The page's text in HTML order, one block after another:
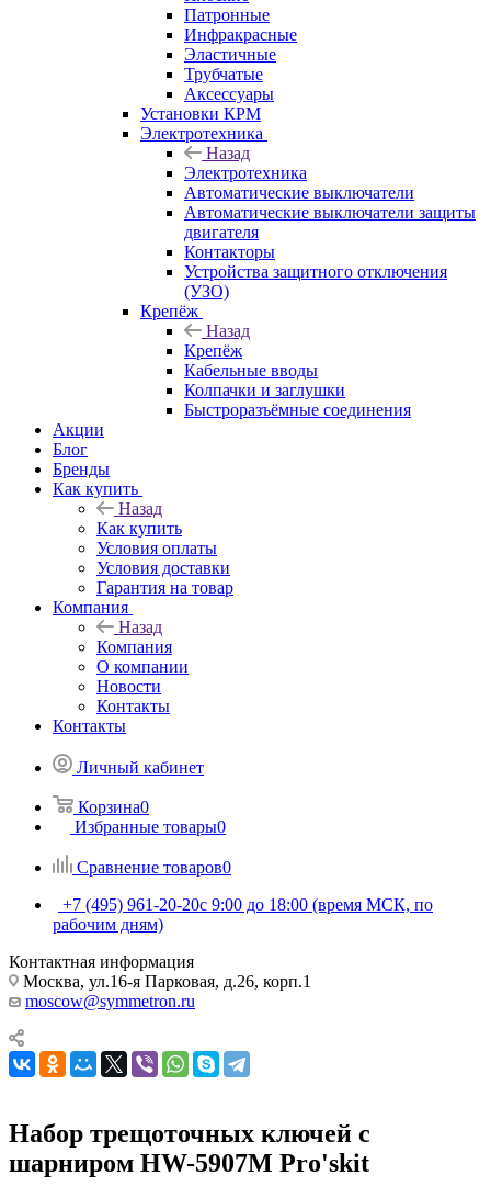
Патронные
Инфракрасные
Эластичные
Трубчатые
Аксессуары
Установки КРМ
Электротехника
Назад
Электротехника
Автоматические выключатели
Автоматические выключатели защиты
двигателя
Контакторы
Устройства защитного отключения
(УЗО)
Крепёж
Назад
Крепёж
Кабельные вводы
Колпачки и заглушки
Быстроразъёмные соединения
Акции
Блог
Бренды
Как купить
Назад
Как купить
Условия оплаты
Условия доставки
Гарантия на товар
Компания
Назад
Компания
О компании
Новости
Контакты
Контакты
Личный кабинет
Корзина0
Избранные товары0
Сравнение товаров0
+7 (495) 961-20-20с 9:00 до 18:00 (время МСК, по
рабочим дням)
Контактная информация
Москва, ул.16-я Парковая, д.26, корп.1
moscow@symmetron.ru
Набор трещоточных ключей с
шарниром HW-5907M Pro'skit